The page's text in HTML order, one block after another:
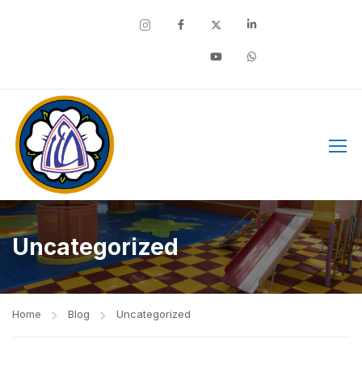
Uncategorized
Home Blog Uncategorized